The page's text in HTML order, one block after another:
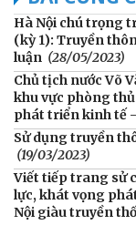
Hà Nội chú trọng
(kỳ 1): Truyền
luận (28/05/2023)
Chủ tịch nước Võ
khu vực phòng
phát triển kinh tế
Sử dụng truyền
(19/03/2023)
Viết tiếp trang sử
lực, khát vọng
Nội giàu truyền